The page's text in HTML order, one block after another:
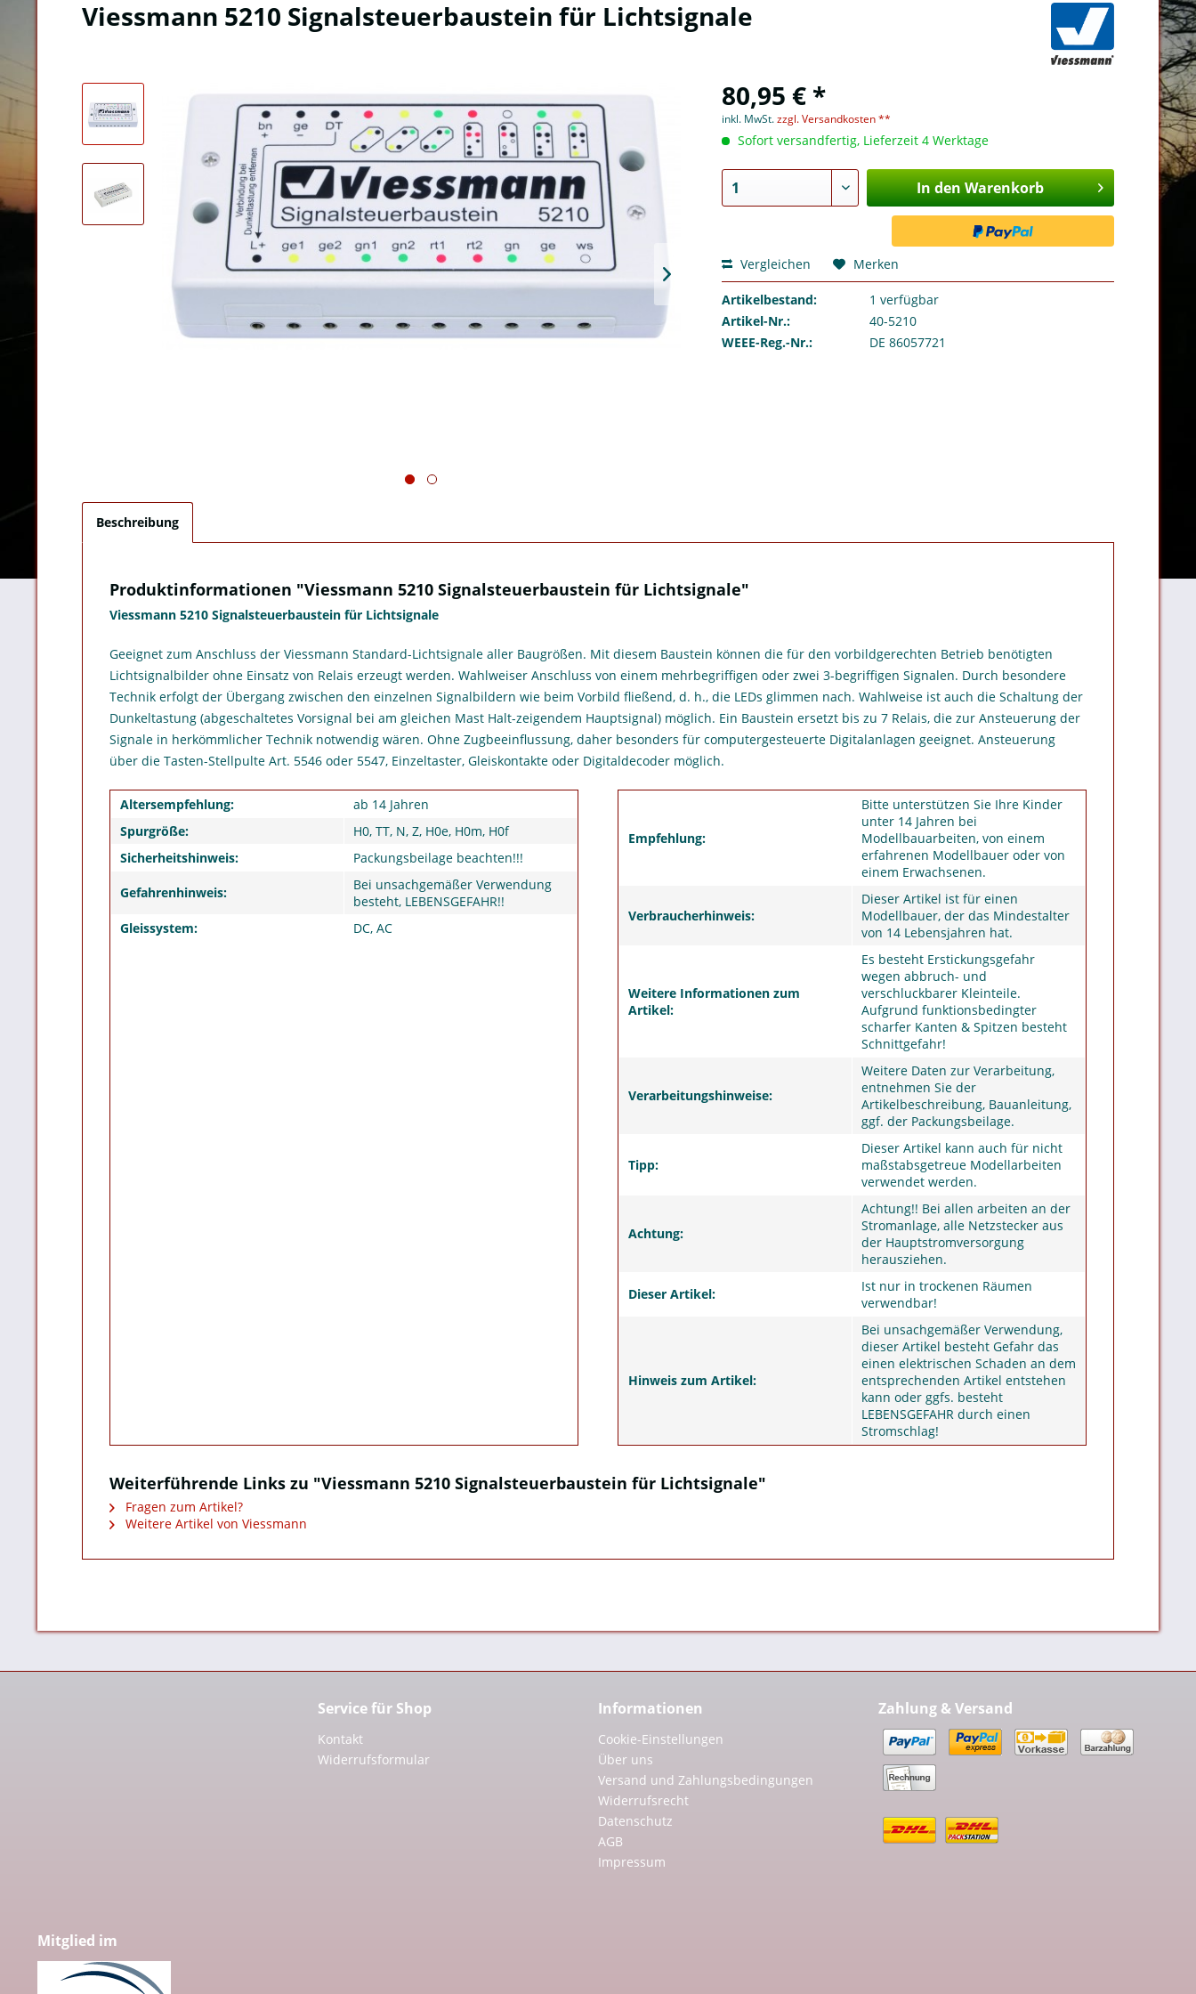
Viessmann 5210 Signalsteuerbaustein für Lichtsignale
80,95 € *
inkl. MwSt.zzgl. Versandkosten **
Sofort versandfertig, Lieferzeit 4 Werktage
In den Warenkorb
Vergleichen Merken
Artikelbestand: 1 verfügbar
Artikel-Nr.:
40-5210
WEEE-Reg.-Nr.:
DE 86057721
Beschreibung
Produktinformationen "Viessmann 5210 Signalsteuerbaustein für Lichtsignale"
Viessmann 5210 Signalsteuerbaustein für Lichtsignale
Geeignet zum Anschluss der Viessmann Standard-Lichtsignale aller Baugrößen. Mit diesem Baustein können die für den vorbildgerechten Betrieb benötigten
Lichtsignalbilder ohne Einsatz von Relais erzeugt werden. Wahlweiser Anschluss von einem mehrbegriffigen oder zwei 3-begriffigen Signalen. Durch besondere
Technik erfolgt der Übergang zwischen den einzelnen Signalbildern wie beim Vorbild fließend, d. h., die LEDs glimmen nach. Wahlweise ist auch die Schaltung der
Dunkeltastung (abgeschaltetes Vorsignal bei am gleichen Mast Halt-zeigendem Hauptsignal) möglich. Ein Baustein ersetzt bis zu 7 Relais, die zur Ansteuerung der
Signale in herkömmlicher Technik notwendig wären. Ohne Zugbeeinflussung, daher besonders für computergesteuerte Digitalanlagen geeignet. Ansteuerung
über die Tasten-Stellpulte Art. 5546 oder 5547, Einzeltaster, Gleiskontakte oder Digitaldecoder möglich.
Altersempfehlung:
ab 14 Jahren
Spurgröße:
H0, TT, N, Z, H0e, H0m, H0f
Sicherheitshinweis:
Packungsbeilage beachten!!!
Gefahrenhinweis:
Bei unsachgemäßer Verwendung
besteht, LEBENSGEFAHR!!
Gleissystem:
DC, AC
Empfehlung:
Bitte unterstützen Sie Ihre Kinder
unter 14 Jahren bei
Modellbauarbeiten, von einem
erfahrenen Modellbauer oder von
einem Erwachsenen.
Verbraucherhinweis:
Dieser Artikel ist für einen
Modellbauer, der das Mindestalter
von 14 Lebensjahren hat.
Weitere Informationen zum
Artikel:
Es besteht Erstickungsgefahr
wegen abbruch- und
verschluckbarer Kleinteile.
Aufgrund funktionsbedingter
scharfer Kanten & Spitzen besteht
Schnittgefahr!
Verarbeitungshinweise:
Weitere Daten zur Verarbeitung,
entnehmen Sie der
Artikelbeschreibung, Bauanleitung,
ggf. der Packungsbeilage.
Tipp:
Dieser Artikel kann auch für nicht
maßstabsgetreue Modellarbeiten
verwendet werden.
Achtung:
Achtung!! Bei allen arbeiten an der
Stromanlage, alle Netzstecker aus
der Hauptstromversorgung
herausziehen.
Dieser Artikel:
Ist nur in trockenen Räumen
verwendbar!
Hinweis zum Artikel:
Bei unsachgemäßer Verwendung,
dieser Artikel besteht Gefahr das
einen elektrischen Schaden an dem
entsprechenden Artikel entstehen
kann oder ggfs. besteht
LEBENSGEFAHR durch einen
Stromschlag!
Weiterführende Links zu "Viessmann 5210 Signalsteuerbaustein für Lichtsignale"
Fragen zum Artikel?
Weitere Artikel von Viessmann
Service für Shop
Kontakt
Widerrufsformular
Informationen
Cookie-Einstellungen
Über uns
Versand und Zahlungsbedingungen
Widerrufsrecht
Datenschutz
AGB
Impressum
Zahlung & Versand
Mitglied im